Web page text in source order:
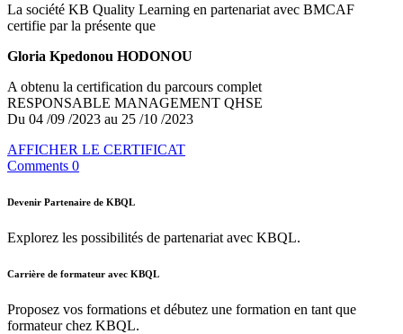
La société KB Quality Learning en partenariat avec BMCAF
certifie par la présente que
Gloria Kpedonou HODONOU
A obtenu la certification du parcours complet
RESPONSABLE MANAGEMENT QHSE
Du 04 /09 /2023 au 25 /10 /2023
AFFICHER LE CERTIFICAT
Comments 0
Devenir Partenaire de KBQL
Explorez les possibilités de partenariat avec KBQL.
Carrière de formateur avec KBQL
Proposez vos formations et débutez une formation en tant que
formateur chez KBQL.